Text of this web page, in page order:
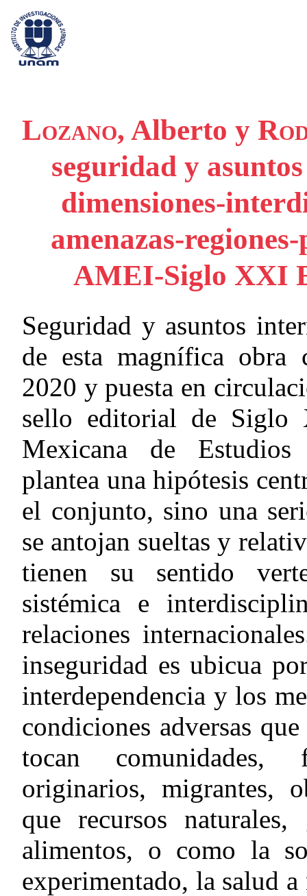
Lozano, Alberto y
seguridad y
dimensiones-
amenazas-
AMEI-Siglo XXI
Seguridad y asuntos
de esta magnífica obra
2020 y puesta en
sello editorial de Siglo
Mexicana de
plantea una hipótesis
el conjunto, sino una
se antojan sueltas y
tienen su sentido
sistémica e
relaciones
inseguridad es ubicua
interdependencia y los
condiciones adversas
tocan comunidades,
originarios, migrantes,
que recursos naturales,
alimentos, o como la
experimentado, la salud